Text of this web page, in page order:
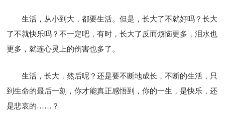
生活，从小到大，都要生活。但是，长大了不就好吗？长大
了不就快乐吗？不一定吧，有时，长大了反而烦恼更多，泪水也
更多，就连心灵上的伤害也多了。
生活，长大，然后呢？还是要不断地成长，不断的生活，只
到生命的最后一刻，你才能真正感悟到，你的一生，是快乐，还
是悲哀的……？